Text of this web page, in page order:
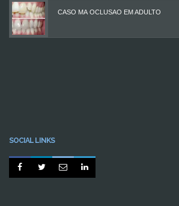
CASO MÁ OCLUSÃO EM ADULTO
SOCIAL LINKS
   